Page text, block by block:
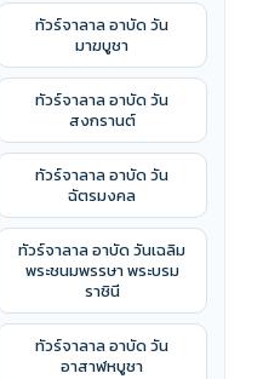
ทัวร์จาลาล อาบัด วัน
มาฆบูชา
ทัวร์จาลาล อาบัด วัน
สงกรานต์
ทัวร์จาลาล อาบัด วัน
ฉัตรมงคล
ทัวร์จาลาล อาบัด วันเฉลิม
พระชนมพรรษา พระบรม
ราชินี
ทัวร์จาลาล อาบัด วัน
อาสาฬหบูชา